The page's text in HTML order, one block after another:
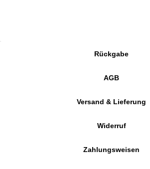
Rückgabe
AGB
Versand & Lieferung
Widerruf
Zahlungsweisen